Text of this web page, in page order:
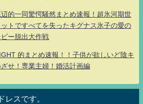
的一同驚愕騒然まとめ速報！超氷河期世
トですべてを失ったキグナス氷子の愛の
ー脱出大作戦
的まとめ速報！！子供が欲しいど陰キ
せ！専業主婦！婚活計画編
レスです。